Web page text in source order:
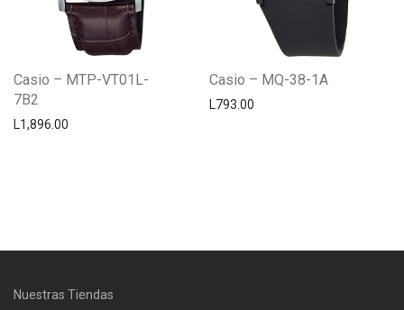
Casio – MTP-VT01L-
7B2
L1,896.00
Casio – MQ-38-1A
L793.00
Nuestras Tiendas